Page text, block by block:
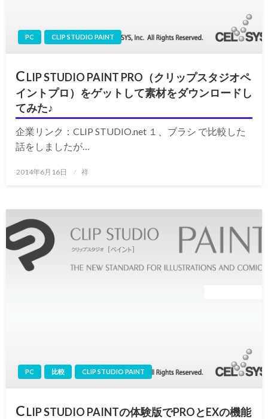
PC CLIP STUDIO PAINT
CLIP STUDIO PAINT PRO（クリップスタジオペ
イントプロ）をゲットして素材をダウンロードし
てみた♪
企業リンク：CLIP STUDIO.net １、ブラシ で比較した
話をしましたが…
投
2014年6月16日 祥
PC 比較 CLIP STUDIO PAINT
CLIP STUDIO PAINTの体験版でPROとEXの機能